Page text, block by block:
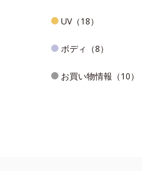
UV（18）
ボディ（8）
お買い物情報（10）